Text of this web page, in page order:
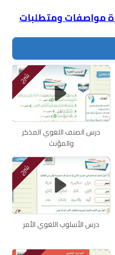
مواصفات ومتطلبات
شرح
درس الصنف اللغوي المذكر
والمؤنث
شرح
درس الأسلوب اللغوي الأمر